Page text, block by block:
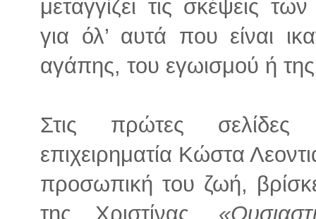
μεταγγίζει τις σκέψεις
για όλ’ αυτά που είναι
αγάπης, του εγωισμού ή της
Στις πρώτες σελίδες
επιχειρηματία Κώστα
προσωπική του ζωή,
της Χριστίνας.